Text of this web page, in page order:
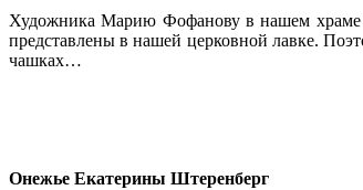
Художника Марию Фофанову в нашем храме
представлены в нашей церковной лавке.
чашках…
Онежье Екатерины Штеренберг